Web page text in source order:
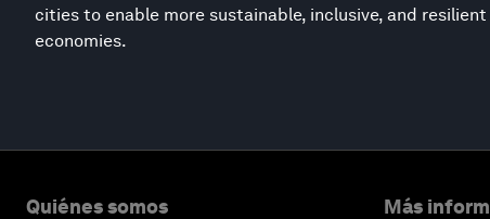
cities to enable more sustainable, inclusive, and
economies.
Quiénes somos Más